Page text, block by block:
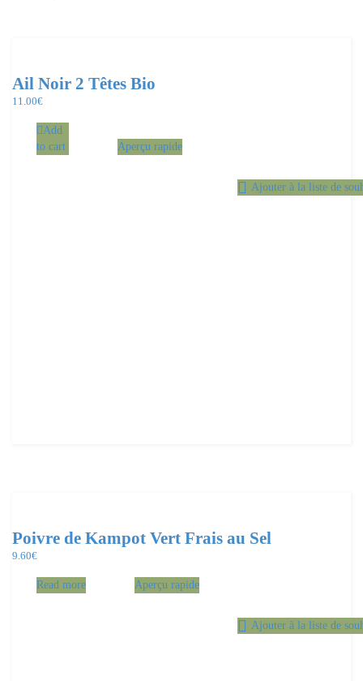
Ail Noir 2 Têtes Bio
11.00€
Add
to cart
Aperçu rapide
Ajouter à la liste de
Poivre de Kampot Vert Frais au Sel
9.60€
Read more Aperçu rapide
Ajouter à la liste de